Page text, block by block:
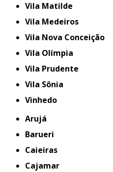
Vila Matilde
Vila Medeiros
Vila Nova Conceição
Vila Olímpia
Vila Prudente
Vila Sônia
Vinhedo
Arujá
Barueri
Caieiras
Cajamar